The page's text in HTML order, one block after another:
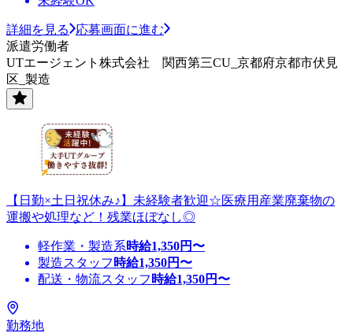
詳細を見る
応募画面に進む
派遣労働者
UTエージェント株式会社 関西第三CU_京都府京都市伏見
区_製造
【日勤×土日祝休み♪】未経験者歓迎☆医療用産業廃棄物の
運搬や処理など！残業ほぼなし◎
軽作業・製造系時給1,350円〜
製造スタッフ 時給1,350円〜
配送・物流スタッフ 時給1,350円〜
勤務地